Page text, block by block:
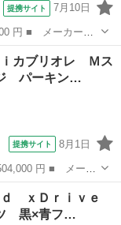
提携サイト 7月10日
ド名： ３２０
排気量： 2000cc
ｉカブリオレ Ｍス
パーキン…
提携サイト 8月1日
ード名： ２２０
ーキングサポート
ｄ ｘＤｒｉｖｅ
黒×青フ…